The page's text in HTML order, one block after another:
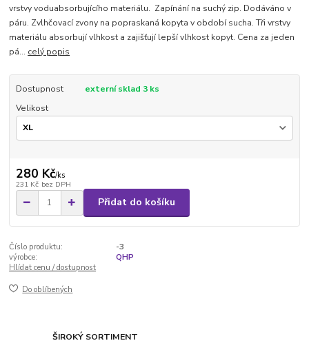
vrstvy voduabsorbujícího materiálu. Zapínání na suchý zip. Dodáváno v
páru. Zvlhčovací zvony na popraskaná kopyta v období sucha. Tři vrstvy
materiálu absorbují vlhkost a zajišťují lepší vlhkost kopyt. Cena za jeden
pá... celý popis
Dostupnost
externí sklad 3 ks
Velikost
280 Kč/ks
231 Kč bez DPH
Přidat do košíku
Číslo produktu:
-3
výrobce:
QHP
Hlídat cenu / dostupnost
Do oblíbených
ŠIROKÝ SORTIMENT